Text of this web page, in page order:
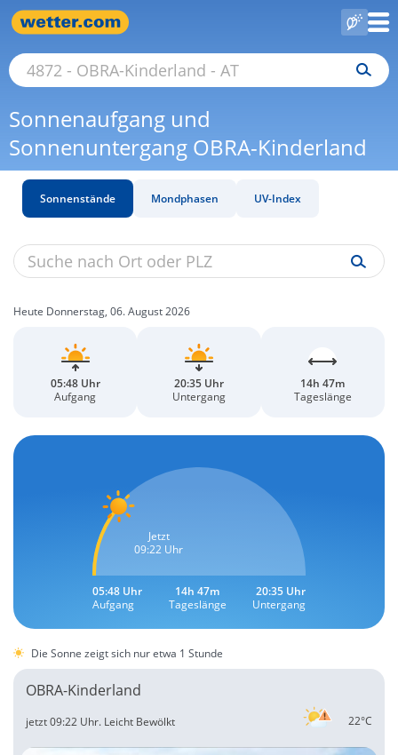
Sonnenaufgang und
Sonnenuntergang OBRA-Kinderland
Sonnenstände Mondphasen UV-Index
Heute Donnerstag, 06. August 2026
05:48 Uhr
Aufgang
20:35 Uhr
Untergang
14h 47m
Tageslänge
Jetzt
09:22 Uhr
05:48 Uhr
Aufgang
14h 47m
Tageslänge
20:35 Uhr
Untergang
Die Sonne zeigt sich nur etwa 1 Stunde
OBRA-Kinderland
22°C
jetzt 09:22 Uhr. Leicht Bewölkt